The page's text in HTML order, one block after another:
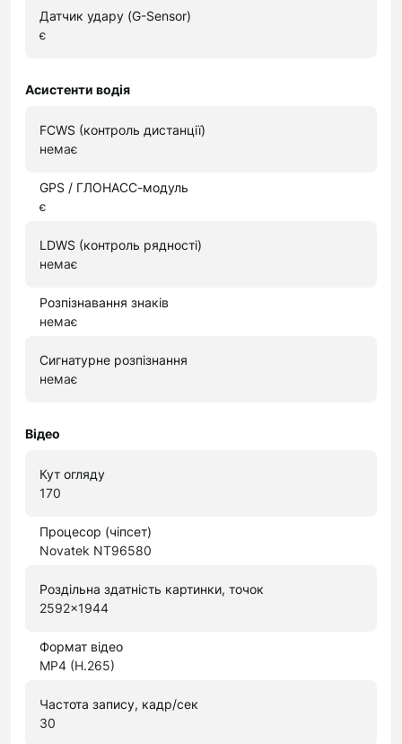
Датчик удару (G-Sensor)
є
Асистенти водія
FCWS (контроль дистанції)
немає
GPS / ГЛОНАСС-модуль
є
LDWS (контроль рядності)
немає
Розпізнавання знаків
немає
Сигнатурне розпізнання
немає
Відео
Кут огляду
170
Процесор (чіпсет)
Novatek NT96580
Роздільна здатність картинки, точок
2592x1944
Формат відео
MP4 (H.265)
Частота запису, кадр/сек
30